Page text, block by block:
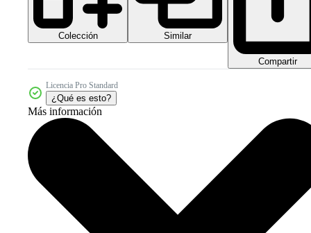
Colección Similar
Compartir
Licencia Pro Standard
¿Qué es esto?
Más información